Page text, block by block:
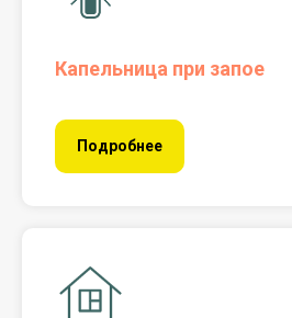
Капельница при запое
Подробнее